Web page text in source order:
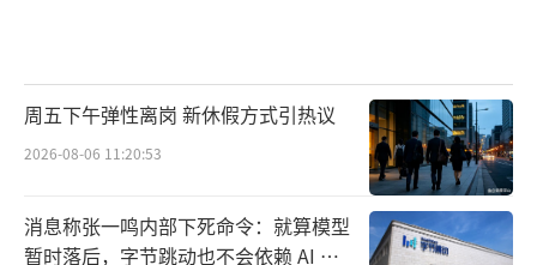
周五下午弹性离岗 新休假方式引热议
2026-08-06 11:20:53
消息称张一鸣内部下死命令：就算模型
暂时落后，字节跳动也不会依赖 AI 蒸